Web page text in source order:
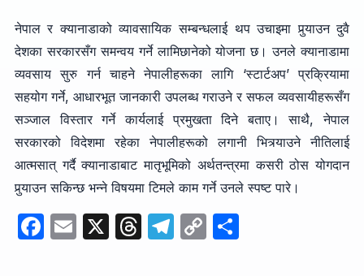
नेपाल र क्यानाडाको व्यावसायिक सम्बन्धलाई थप उचाइमा पुर्‍याउन दुवै
देशका सरकारसँग समन्वय गर्ने लामिछानेको योजना छ। उनले क्यानाडामा
व्यवसाय सुरु गर्न चाहने नेपालीहरूका लागि ‘स्टार्टअप’ प्रक्रियामा
सहयोग गर्ने, आधारभूत जानकारी उपलब्ध गराउने र सफल व्यवसायीहरूसँग
सञ्जाल विस्तार गर्ने कार्यलाई प्रमुखता दिने बताए। साथै, नेपाल
सरकारको विदेशमा रहेका नेपालीहरूको लगानी भित्र्याउने नीतिलाई
आत्मसात् गर्दै क्यानाडाबाट मातृभूमिको अर्थतन्त्रमा कसरी ठोस योगदान
पुर्‍याउन सकिन्छ भन्ने विषयमा टिमले काम गर्ने उनले स्पष्ट पारे।
F E X T T C S